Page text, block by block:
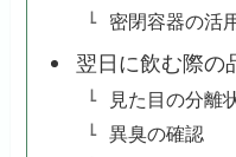
密閉容器の活
翌日に飲む際の
見た目の分離
異臭の確認